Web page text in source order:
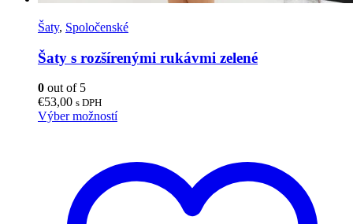
Šaty, Spoločenské
Šaty s rozšírenými rukávmi zelené
0 out of 5
€53,00 s DPH
Výber možnostíTento
variantov.
Možnosti